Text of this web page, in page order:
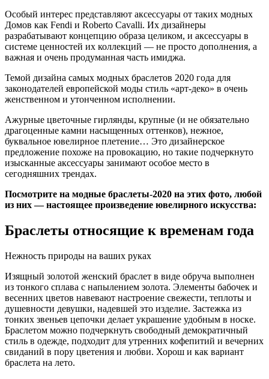
Особый интерес представляют аксессуары от таких модных
Домов как Fendi и Roberto Cavalli. Их дизайнеры
разрабатывают концепцию образа целиком, и аксессуары в
системе ценностей их коллекций — не просто дополнения, а
важная и очень продуманная часть имиджа.
Темой дизайна самых модных браслетов 2020 года для
законодателей европейской моды стиль «арт-деко» в очень
женственном и утонченном исполнении.
Ажурные цветочные гирлянды, крупные (и не обязательно
драгоценные камни насыщенных оттенков), нежное,
буквальное ювелирное плетение… Это дизайнерское
предложение похоже на провокацию, но такие подчеркнуто
изысканные аксессуары занимают особое место в
сегодняшних трендах.
Посмотрите на модные браслеты-2020 на этих фото, любой
из них — настоящее произведение ювелирного искусства:
Браслеты относящие к временам года
Нежность природы на ваших руках
Изящный золотой женский браслет в виде обруча выполнен
из тонкого сплава с напылением золота. Элементы бабочек и
весенних цветов навевают настроение свежести, теплоты и
душевности девушки, надевшей это изделие. Застежка из
тонких звеньев цепочки делает украшение удобным в носке.
Браслетом можно подчеркнуть свободный демократичный
стиль в одежде, подходит для утренних кофепитий и вечерних
свиданий в пору цветения и любви. Хорош и как вариант
браслета на лето.